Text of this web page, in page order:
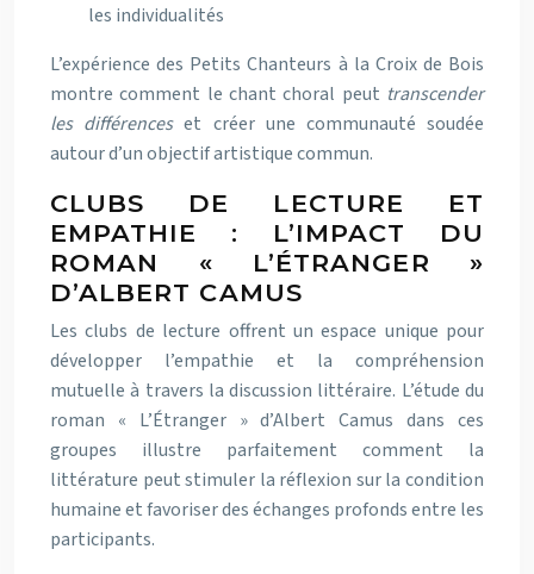
les individualités
L’expérience des Petits Chanteurs à la Croix de Bois
montre comment le chant choral peut transcender
les différenceset créer une communauté soudée
autour d’un objectif artistique commun.
CLUBS DE LECTURE ET
EMPATHIE : L’IMPACT DU
ROMAN « L’ÉTRANGER »
D’ALBERT CAMUS
Les clubs de lecture offrent un espace unique pour
développer l’empathie et la compréhension
mutuelle à travers la discussion littéraire. L’étude du
roman « L’Étranger » d’Albert Camus dans ces
groupes illustre parfaitement comment la
littérature peut stimuler la réflexion sur la condition
humaine et favoriser des échanges profonds entre les
participants.